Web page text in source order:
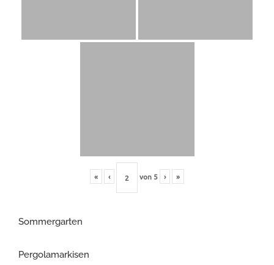
« ‹ von 5 › »
Sommergarten
Pergolamarkisen